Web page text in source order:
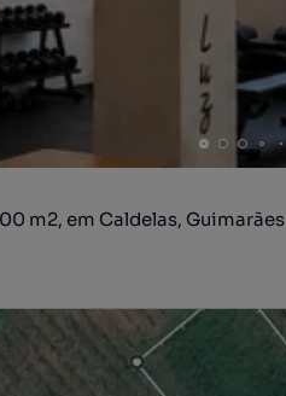
m2, em Caldelas, Guimarães